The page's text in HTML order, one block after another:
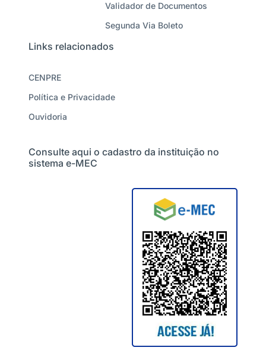
Validador de Documentos
Segunda Via Boleto
Links relacionados
CENPRE
Política e Privacidade
Ouvidoria
Consulte aqui o cadastro da instituição no
sistema e-MEC